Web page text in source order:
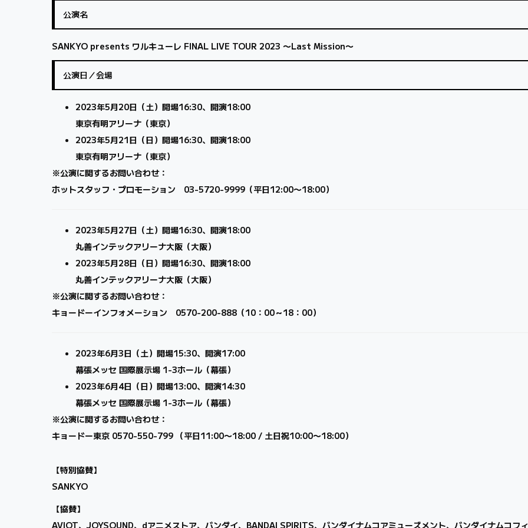
公演名
SANKYO presents ワルキューレ FINAL LIVE TOUR 2023 〜Last Mission〜
公演日／会場
2023年5月20日（土）開場16:30、開演18:00
東京有明アリーナ（東京）
2023年5月21日（日）開場16:30、開演18:00
東京有明アリーナ（東京）
※公演に関するお問い合わせ：
ホットスタッフ・プロモーション 03-5720-9999（平日12:00〜18:00）
2023年5月27日（土）開場16:30、開演18:00
丸善インテックアリーナ大阪（大阪）
2023年5月28日（日）開場16:30、開演18:00
丸善インテックアリーナ大阪（大阪）
※公演に関するお問い合わせ：
キョードーインフォメーション 0570-200-888（10：00～18：00）
2023年6月3日（土）開場15:30、開演17:00
幕張メッセ 国際展示場 1-3ホール（幕張）
2023年6月4日（日）開場13:00、開演14:30
幕張メッセ 国際展示場 1-3ホール（幕張）
※公演に関するお問い合わせ：
キョードー東京 0570-550-799 （平⽇11:00〜18:00 / ⼟⽇祝10:00〜18:00）
【特別協賛】
SANKYO
【協賛】
AVIOT、JOYSOUND、dアニメストア、バンダイ、BANDAI SPIRITS、バンダイナムコアミューズメント、バンダイナムコフ